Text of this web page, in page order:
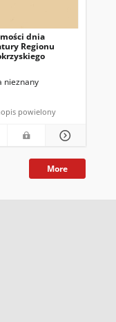
dnia
Regionu
nieznany
powielony
More